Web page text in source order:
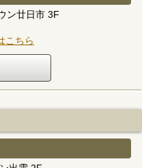
ン廿日市 3F
こちら